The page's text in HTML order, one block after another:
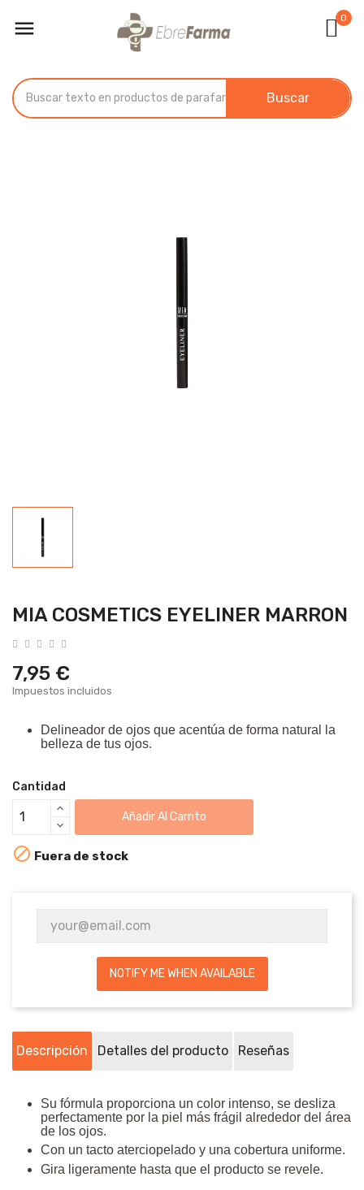
 0
Buscar
MIA COSMETICS EYELINER MARRON
7,95 €
Impuestos incluidos
Delineador de ojos que acentúa de forma natural la
belleza de tus ojos.
Cantidad
Añadir Al Carrito
 Fuera de stock
NOTIFY ME WHEN AVAILABLE
Descripción Detalles del producto Reseñas
Su fórmula proporciona un color intenso, se desliza
perfectamente por la piel más frágil alrededor del área
de los ojos.
Con un tacto aterciopelado y una cobertura uniforme.
Gira ligeramente hasta que el producto se revele.